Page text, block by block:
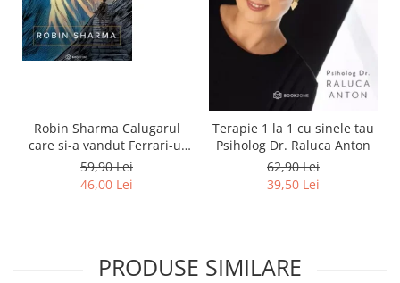
Robin Sharma Calugarul
care si-a vandut Ferrari-ul
O poveste despre realizarea
visurilor si împlinirea
destinului
59,90 Lei
46,00 Lei
Terapie 1 la 1 cu sinele tau
Psiholog Dr. Raluca Anton
62,90 Lei
39,50 Lei
PRODUSE SIMILARE